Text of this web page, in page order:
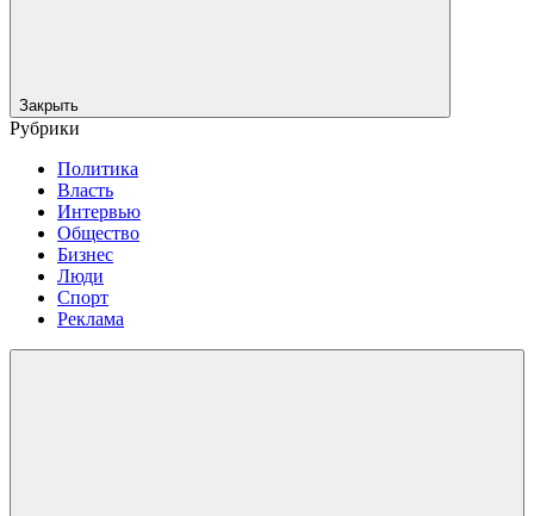
Закрыть
Рубрики
Политика
Власть
Интервью
Общество
Бизнес
Люди
Спорт
Реклама